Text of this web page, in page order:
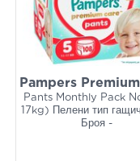
Pampers
Pants Monthly Pack
17kg) Пелени тип
Броя -